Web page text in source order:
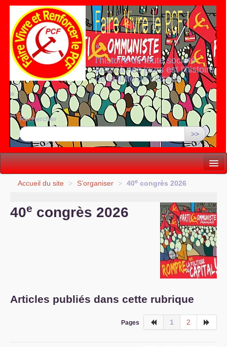
«
l’histoire de toute société
jusqu’à nos jours est l’histoire
de la lutte de classes
»
Rechercher :
>>
Vie politique
Accueil du site > S’organiser > 40e congrès 2026
40e congrès 2026
Articles publiés dans cette rubrique
Pages 1 2